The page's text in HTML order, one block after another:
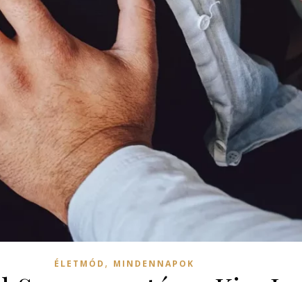
ÉLETMÓD , MINDENNAPOK